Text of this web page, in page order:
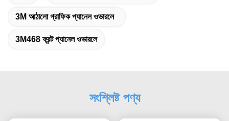
3M আঠালো গ্রাফিক প্যানেল ওভারলে
3M468 ফ্রন্ট প্যানেল ওভারলে
সংশ্লিষ্ট পণ্য